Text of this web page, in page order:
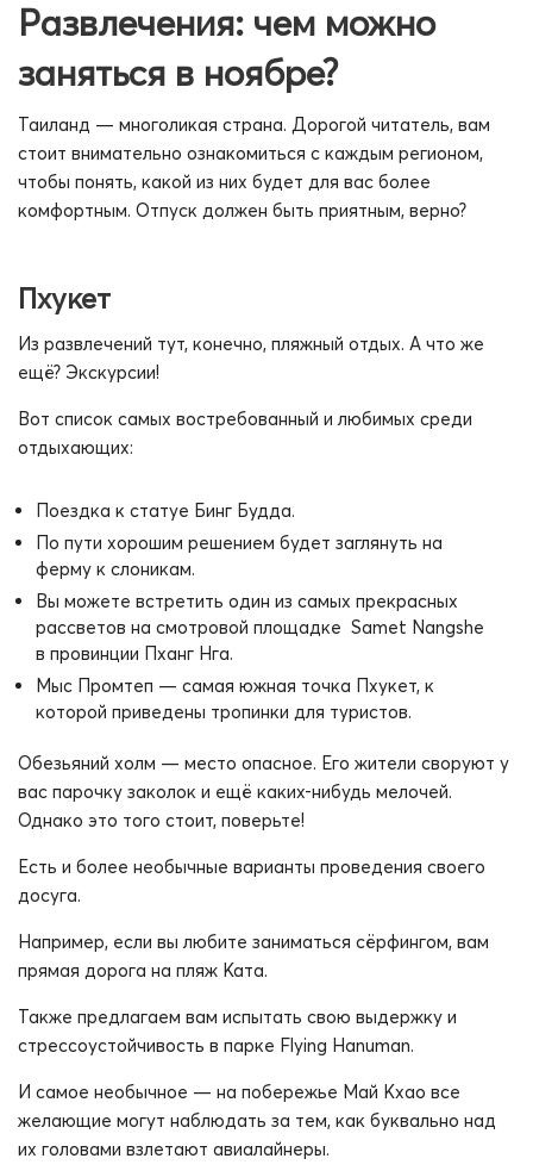
Развлечения: чем можно
заняться в ноябре?
Таиланд — многоликая страна. Дорогой читатель, вам
стоит внимательно ознакомиться с каждым регионом,
чтобы понять, какой из них будет для вас более
комфортным. Отпуск должен быть приятным, верно?
Пхукет
Из развлечений тут, конечно, пляжный отдых. А что же
ещё? Экскурсии!
Вот список самых востребованный и любимых среди
отдыхающих:
Поездка к статуе Бинг Будда.
По пути хорошим решением будет заглянуть на
ферму к слоникам.
Вы можете встретить один из самых прекрасных
рассветов на смотровой площадке Samet Nangshe
в провинции Пханг Нга.
Мыс Промтеп — самая южная точка Пхукет, к
которой приведены тропинки для туристов.
Обезьяний холм — место опасное. Его жители своруют у
вас парочку заколок и ещё каких-нибудь мелочей.
Однако это того стоит, поверьте!
Есть и более необычные варианты проведения своего
досуга.
Например, если вы любите заниматься сёрфингом, вам
прямая дорога на пляж Ката.
Также предлагаем вам испытать свою выдержку и
стрессоустойчивость в парке Flying Hanuman.
И самое необычное — на побережье Май Кхао все
желающие могут наблюдать за тем, как буквально над
их головами взлетают авиалайнеры.